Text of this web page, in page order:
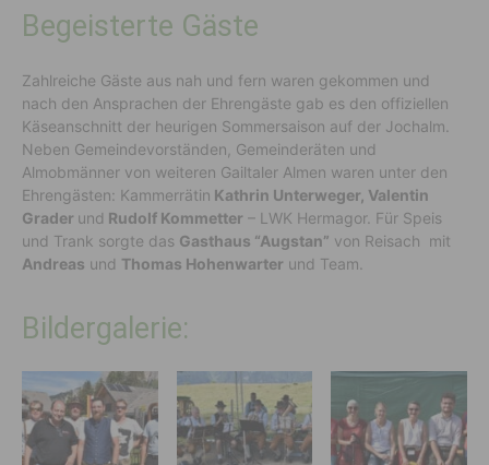
Begeisterte Gäste
Zahlreiche Gäste aus nah und fern waren gekommen und
nach den Ansprachen der Ehrengäste gab es den offiziellen
Käseanschnitt der heurigen Sommersaison auf der Jochalm.
Neben Gemeindevorständen, Gemeinderäten und
Almobmänner von weiteren Gailtaler Almen waren unter den
Ehrengästen: Kammerrätin Kathrin Unterweger, Valentin
Grader und Rudolf Kommetter – LWK Hermagor. Für Speis
und Trank sorgte das Gasthaus “Augstan” von Reisach mit
Andreas und Thomas Hohenwarter und Team.
Bildergalerie: